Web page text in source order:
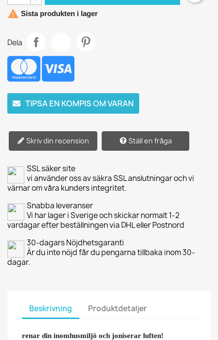
 Sista produkten i lager
Dela
TIPSA EN KOMPIS OM VARAN
Skriv din recension Ställ en fråga
SSL säker site
vi använder oss av säkra SSL anslutningar och vi
värnar om våra kunders integritet.
Snabba leveranser
Vi har lager i Sverige och skickar normalt 1-2
vardagar efter beställningen via DHL eller Postnord
30-dagars Nöjdhetsgaranti
Är du inte nöjd får du pengarna tillbaka inom 30-
dagar.
Beskrivning Produktdetaljer
renar din inomhusmiljö och joniserar luften!